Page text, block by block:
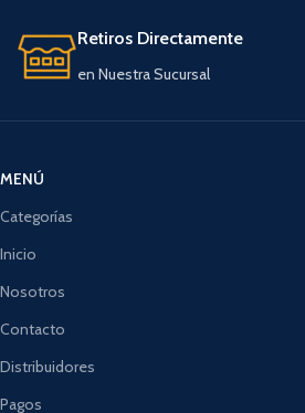
Retiros Directamente
en Nuestra Sucursal
MENÚ
Categorías
Inicio
Nosotros
Contacto
Distribuidores
Pagos